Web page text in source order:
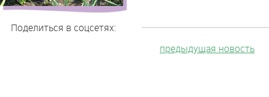
Поделиться в соцсетях:
предыдущая новость